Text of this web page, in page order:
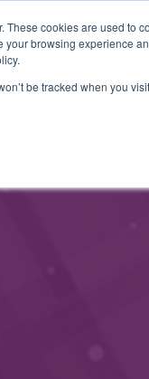
These cookies are used to
browsing experience
be tracked when you
JÄSENINFO